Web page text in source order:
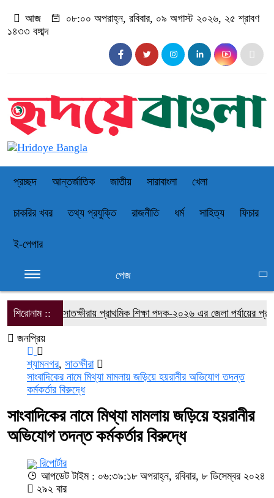
আজ
০৮:০০ অপরাহ্ন, রবিবার, ০৯ অগাস্ট ২০২৬, ২৫ শ্রাবণ
১৪৩৩ বঙ্গাব্দ
প্রচ্ছদ আন্তর্জাতিক জাতীয় সারাবাংলা খেলা
চাকরির খবর তথ্য প্রযুক্তি রাজনীতি ধর্ম সাহিত্য ফিচার
ই-পেপার
পেজ
শিরোনাম ::সাতক্ষীরায় প্রাথমিক শিক্ষা পদক-২০২৬ এর জেলা পর্যায়ের
শ্যামনগর, সাতক্ষীরা
সাংবাদিকের নামে মিথ্যা মামলায় জড়িয়ে হয়রানীর অভিযোগ তদন্ত
কর্মকর্তার বিরুদ্ধে
সাংবাদিকের নামে মিথ্যা মামলায় জড়িয়ে হয়রানীর
অভিযোগ তদন্ত কর্মকর্তার বিরুদ্ধে
রিপোর্টার
আপডেট টাইম : ০৬:৩৯:১৮ অপরাহ্ন, রবিবার, ৮ ডিসেম্বর ২০২৪
২৯২ বার
জনপ্রিয়